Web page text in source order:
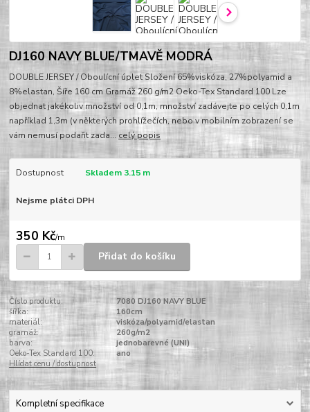
DJ160 NAVY BLUE/TMAVĚ MODRÁ
DOUBLE JERSEY / Oboulícní úplet Složení 65%viskóza, 27%polyamid a
8%elastan, Šíře 160 cm Gramáž 260 g/m2 Oeko-Tex Standard 100 Lze
objednat jakékoliv množství od 0,1m, množství zadávejte po celých 0,1m
například 1,3m (v některých prohlížečích, nebo v mobilním zobrazení se
vám nemusí podařit zada... celý popis
Dostupnost Skladem 3.15 m
Nejsme plátci DPH
350 Kč/m
Přidat do košíku
Číslo produktu:
7080 DJ160 NAVY BLUE
šířka:
160cm
materiál:
viskóza/polyamid/elastan
gramáž:
260g/m2
barva:
jednobarevné (UNI)
Oeko-Tex Standard 100:
ano
Hlídat cenu / dostupnost
Kompletní specifikace